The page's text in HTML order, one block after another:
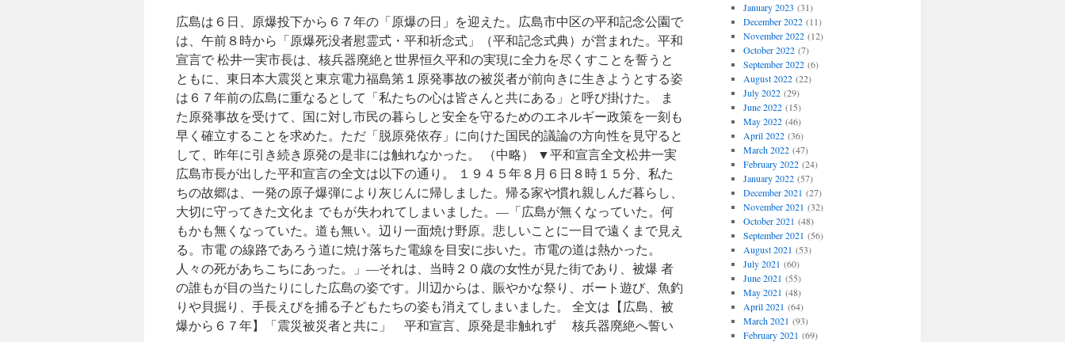
広島は６日、原爆投下から６７年の「原爆の日」を迎えた。広島市中区の平和記念公園で
は、午前８時から「原爆死没者慰霊式・平和祈念式」（平和記念式典）が営まれた。平和
宣言で 松井一実市長は、核兵器廃絶と世界恒久平和の実現に全力を尽くすことを誓うと
ともに、東日本大震災と東京電力福島第１原発事故の被災者が前向きに生きようとする姿
は６７年前の広島に重なるとして「私たちの心は皆さんと共にある」と呼び掛けた。 ま
た原発事故を受けて、国に対し市民の暮らしと安全を守るためのエネルギー政策を一刻も
早く確立することを求めた。ただ「脱原発依存」に向けた国民的議論の方向性を見守ると
して、昨年に引き続き原発の是非には触れなかった。 （中略） ▼平和宣言全文松井一実
広島市長が出した平和宣言の全文は以下の通り。 １９４５年８月６日８時１５分、私た
ちの故郷は、一発の原子爆弾により灰じんに帰しました。帰る家や慣れ親しんだ暮らし、
大切に守ってきた文化ま でもが失われてしまいました。―「広島が無くなっていた。何
もかも無くなっていた。道も無い。辺り一面焼け野原。悲しいことに一目で遠くまで見え
る。市電 の線路であろう道に焼け落ちた電線を目安に歩いた。市電の道は熱かった。
人々の死があちこちにあった。」―それは、当時２０歳の女性が見た街であり、被爆 者
の誰もが目の当たりにした広島の姿です。川辺からは、賑やかな祭り、ボート遊び、魚釣
りや貝掘り、手長えびを捕る子どもたちの姿も消えてしまいました。 全文は【広島、被
爆から６７年】「震災被災者と共に」 平和宣言、原発是非触れず 核兵器廃絶へ誓い
January 2023 (31)
December 2022(11)
November 2022(12)
October 2022(7)
September 2022(6)
August 2022(22)
July 2022(29)
June 2022(15)
May 2022(46)
April 2022(36)
March 2022(47)
February 2022(24)
January 2022(57)
December 2021 (27)
November 2021 (32)
October 2021 (48)
September 2021 (56)
August 2021 (53)
July 2021 (60)
June 2021 (55)
May 2021 (48)
April 2021 (64)
March 2021 (93)
February 2021 (69)